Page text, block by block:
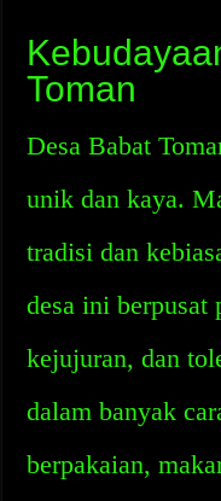
Toman
Desa Babat
unik dan kaya.
tradisi dan
desa ini berpusat
kejujuran, dan
dalam banyak
berpakaian,